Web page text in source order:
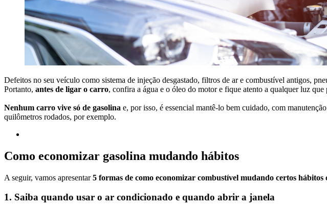
Defeitos no seu veículo como sistema de injeção desgastado, filtros de ar e combustível antigos,
Portanto, antes de ligar o carro, confira a água e o óleo do motor e fique atento a qualquer luz
Nenhum carro vive só de gasolina e, por isso, é essencial mantê-lo bem cuidado, com
quilômetros rodados, por exemplo.
Como economizar gasolina mudando hábitos
A seguir, vamos apresentar5 formas de como economizar combustível mudando certos hábitos
1. Saiba quando usar o ar condicionado e quando abrir a janela